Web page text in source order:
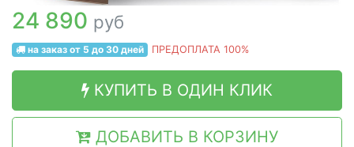
24 890 руб
на заказ от 5 до 30 дней ПРЕДОПЛАТА 100%
КУПИТЬ В ОДИН КЛИК
ДОБАВИТЬ В КОРЗИНУ